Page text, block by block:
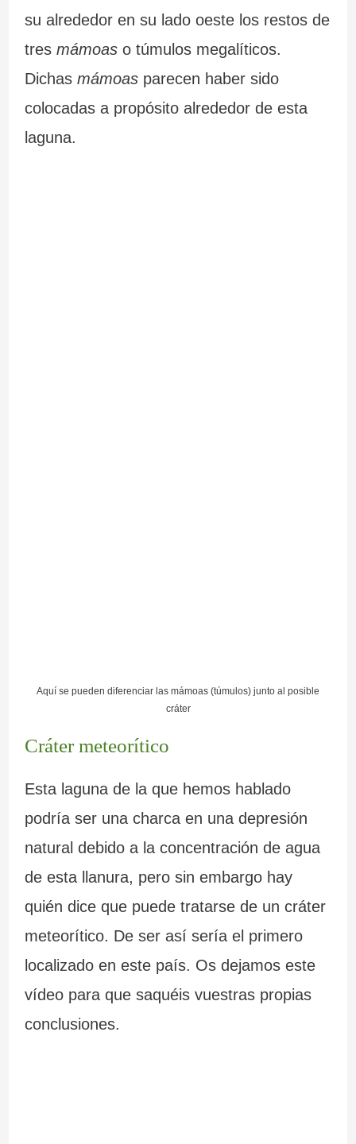
su alrededor en su lado oeste los restos de
tres mámoaso túmulos megalíticos.
Dichas mámoasparecen haber sido
colocadas a propósito alrededor de esta
laguna.
Aquí se pueden diferenciar las mámoas (túmulos) junto al posible
cráter
Cráter meteorítico
Esta laguna de la que hemos hablado
podría ser una charca en una depresión
natural debido a la concentración de agua
de esta llanura, pero sin embargo hay
quién dice que puede tratarse de un cráter
meteorítico. De ser así sería el primero
localizado en este país. Os dejamos este
vídeo para que saquéis vuestras propias
conclusiones.